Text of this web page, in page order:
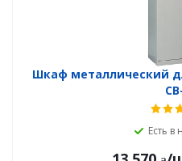
Шкаф металлический
Есть в